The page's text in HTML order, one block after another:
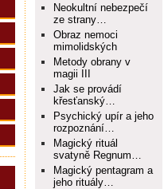
Neokultní nebezpečí
ze strany…
Obraz nemoci
mimolidských
Metody obrany v
magii III
Jak se provádí
křesťanský…
Psychický upír a jeho
rozpoznání…
Magický rituál
svatyně Regnum…
Magický pentagram a
jeho rituály…